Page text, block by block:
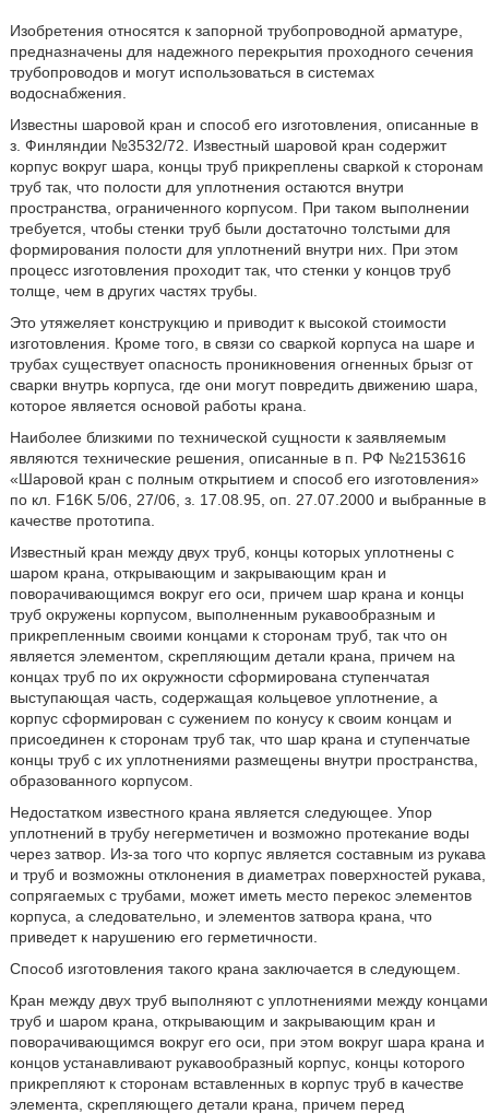
Изобретения относятся к запорной трубопроводной арматуре,
предназначены для надежного перекрытия проходного сечения
трубопроводов и могут использоваться в системах
водоснабжения.
Известны шаровой кран и способ его изготовления, описанные в
з. Финляндии №3532/72. Известный шаровой кран содержит
корпус вокруг шара, концы труб прикреплены сваркой к сторонам
труб так, что полости для уплотнения остаются внутри
пространства, ограниченного корпусом. При таком выполнении
требуется, чтобы стенки труб были достаточно толстыми для
формирования полости для уплотнений внутри них. При этом
процесс изготовления проходит так, что стенки у концов труб
толще, чем в других частях трубы.
Это утяжеляет конструкцию и приводит к высокой стоимости
изготовления. Кроме того, в связи со сваркой корпуса на шаре и
трубах существует опасность проникновения огненных брызг от
сварки внутрь корпуса, где они могут повредить движению шара,
которое является основой работы крана.
Наиболее близкими по технической сущности к заявляемым
являются технические решения, описанные в п. РФ №2153616
«Шаровой кран с полным открытием и способ его изготовления»
по кл. F16K 5/06, 27/06, з. 17.08.95, оп. 27.07.2000 и выбранные в
качестве прототипа.
Известный кран между двух труб, концы которых уплотнены с
шаром крана, открывающим и закрывающим кран и
поворачивающимся вокруг его оси, причем шар крана и концы
труб окружены корпусом, выполненным рукавообразным и
прикрепленным своими концами к сторонам труб, так что он
является элементом, скрепляющим детали крана, причем на
концах труб по их окружности сформирована ступенчатая
выступающая часть, содержащая кольцевое уплотнение, а
корпус сформирован с сужением по конусу к своим концам и
присоединен к сторонам труб так, что шар крана и ступенчатые
концы труб с их уплотнениями размещены внутри пространства,
образованного корпусом.
Недостатком известного крана является следующее. Упор
уплотнений в трубу негерметичен и возможно протекание воды
через затвор. Из-за того что корпус является составным из рукава
и труб и возможны отклонения в диаметрах поверхностей рукава,
сопрягаемых с трубами, может иметь место перекос элементов
корпуса, а следовательно, и элементов затвора крана, что
приведет к нарушению его герметичности.
Способ изготовления такого крана заключается в следующем.
Кран между двух труб выполняют с уплотнениями между концами
труб и шаром крана, открывающим и закрывающим кран и
поворачивающимся вокруг его оси, при этом вокруг шара крана и
концов устанавливают рукавообразный корпус, концы которого
прикрепляют к сторонам вставленных в корпус труб в качестве
элемента, скрепляющего детали крана, причем перед